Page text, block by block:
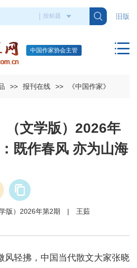
旧版
中国作家协会主管
>> 报刊在线 >> 《中国作家》
（文学版）2026年
既作春风 亦为山海
学版）2026年第2期 | 王茹
风轻拂，中国当代散文大家张晓